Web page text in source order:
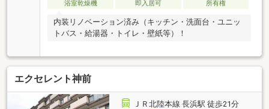
浴室乾燥機
即入居可 所有権
内装リノベーション済み（キッチン・洗面台・ユニッ
トバス・給湯器・トイレ・壁紙等）！
エクセレント神前
ＪＲ北陸本線 長浜駅 徒歩21分